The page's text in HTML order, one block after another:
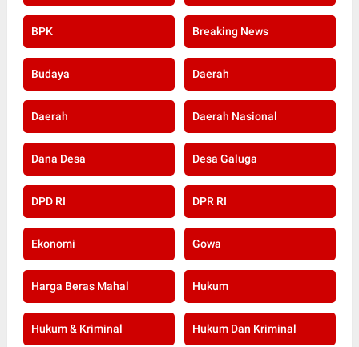
BPK Breaking News
Budaya Daerah
Daerah Daerah Nasional
Dana Desa Desa Galuga
DPD RI DPR RI
Ekonomi Gowa
Harga Beras Mahal Hukum
Hukum & Kriminal Hukum Dan Kriminal